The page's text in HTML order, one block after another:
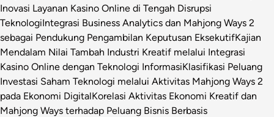
Inovasi Layanan Kasino Online di Tengah Disrupsi
TeknologiIntegrasi Business Analytics dan Mahjong Ways 2
sebagai Pendukung Pengambilan Keputusan EksekutifKajian
Mendalam Nilai Tambah Industri Kreatif melalui Integrasi
Kasino Online dengan Teknologi InformasiKlasifikasi Peluang
Investasi Saham Teknologi melalui Aktivitas Mahjong Ways 2
pada Ekonomi DigitalKorelasi Aktivitas Ekonomi Kreatif dan
Mahjong Ways terhadap Peluang Bisnis Berbasis